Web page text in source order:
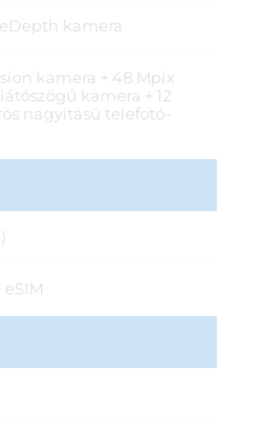
kamera
kamera + 48 Mpix
kamera + 12
nagyítású tele­fotó­
eSIM